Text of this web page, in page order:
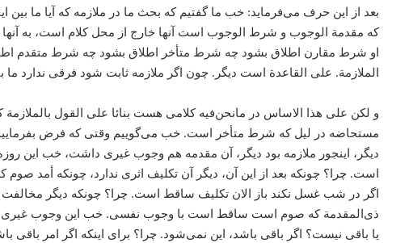
بعد از این حرف می‌‌فرماید: خب ما گفتیم که بحث ما در ملازمه که آیا ما
که مقدمة‌ الوجوب و شرط الوجوب است آنها خارج از محل کلام است، به
او شرط مقارن اطلاق بشود چه شرط متأخر اطلاق بشود ‌چه شرط متقدم
الملازمة. علی القاعدة است دیگر. چون اگر ملازمه ثابت شود فرقی ندارد
و لکن علی هذا الاساس در مانحن‌فیه کلامی هست بنائا علی القول
مستحاضه در لیل که شرط متأخر است. خب می‌‌گوییم وقتی که فرض بفرمایید
دیگر، اینجور ملازمه بود دیگر، آن مقدمه هم وجوب غیری داشت، ‌خب این
است. چرا؟ چونکه بعد از این آن، ‌دیگر آن تکلیف اثری ندارد، چونکه أمد
اگر در شب غسل نکند باز الان تکلیف ساقط است. چرا؟ چونکه دیگر
ذی‌المقدمة‌ که صوم است ساقط است با وجوب نفسی. خب این وجوب غیری
یا باقی نیست؟ اگر باقی باشد، این نمی‌شود. چرا؟ برای اینکه اگر امر